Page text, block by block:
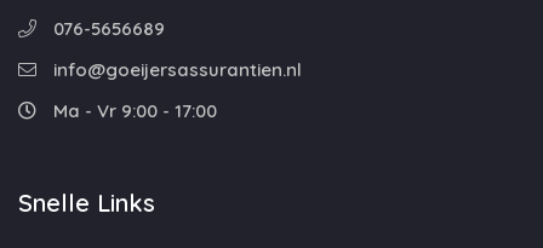
076-5656689
info@goeijersassurantien.nl
Ma - Vr 9:00 - 17:00
Snelle Links